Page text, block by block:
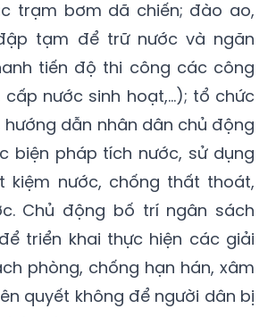
và Phát triển nông thôn (nạo
kênh mương; lắp đặt và
trạm bơm dã chiến; đào ao,
tạm để trữ nước và ngăn
tiến độ thi công các công
nước sinh hoạt,...); tổ chức
hướng dẫn nhân dân chủ động
biện pháp tích nước, sử dụng
kiệm nước, chống thất thoát,
Chủ động bố trí ngân sách
triển khai thực hiện các giải